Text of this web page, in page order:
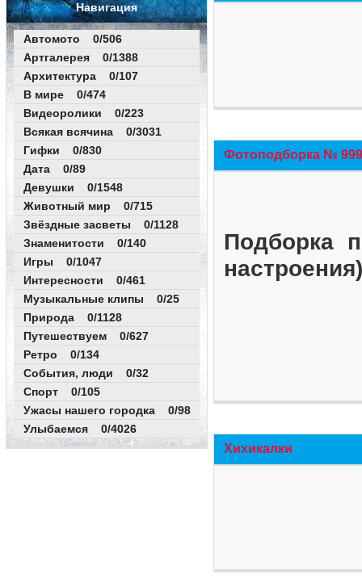
Навигация
Автомото 0/506
Артгалерея 0/1388
Архитектура 0/107
В мире 0/474
Видеоролики 0/223
Всякая всячина 0/3031
Гифки 0/830
Дата 0/89
Девушки 0/1548
Животный мир 0/715
Звёздные засветы 0/1128
Знаменитости 0/140
Игры 0/1047
Интересности 0/461
Музыкальные клипы 0/25
Природа 0/1128
Путешествуем 0/627
Ретро 0/134
События, люди 0/32
Спорт 0/105
Ужасы нашего городка 0/98
Улыбаемся 0/4026
Фотоподборка №
Подборка
Хихикалки